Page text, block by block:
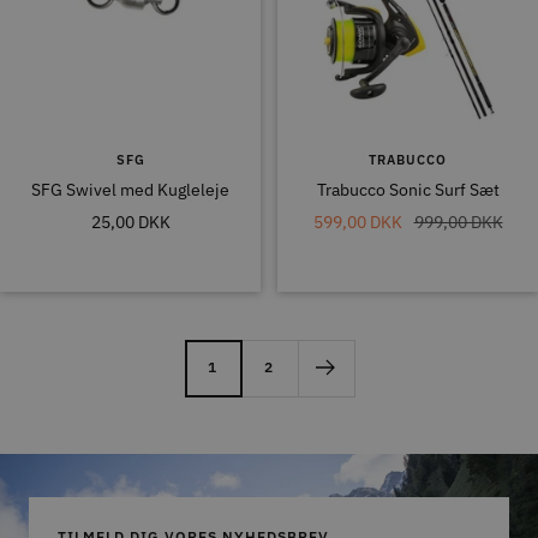
SFG
SFG Swivel med Kugleleje
Tilbudspris
25,00 DKK
TRABUCCO
Trabucco Sonic Surf Sæt
Tilbudspris
599,00 DKK Normal
999,00 DKK
1 2